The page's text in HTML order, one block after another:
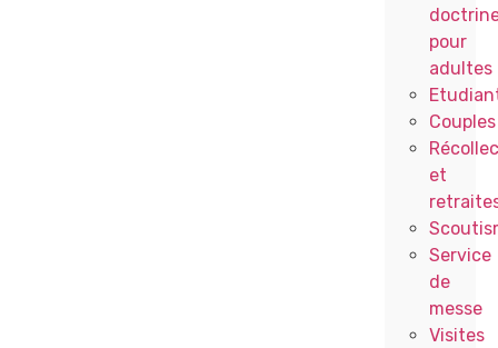
pour
adultes
Couples
et
Service
de
messe
Visites